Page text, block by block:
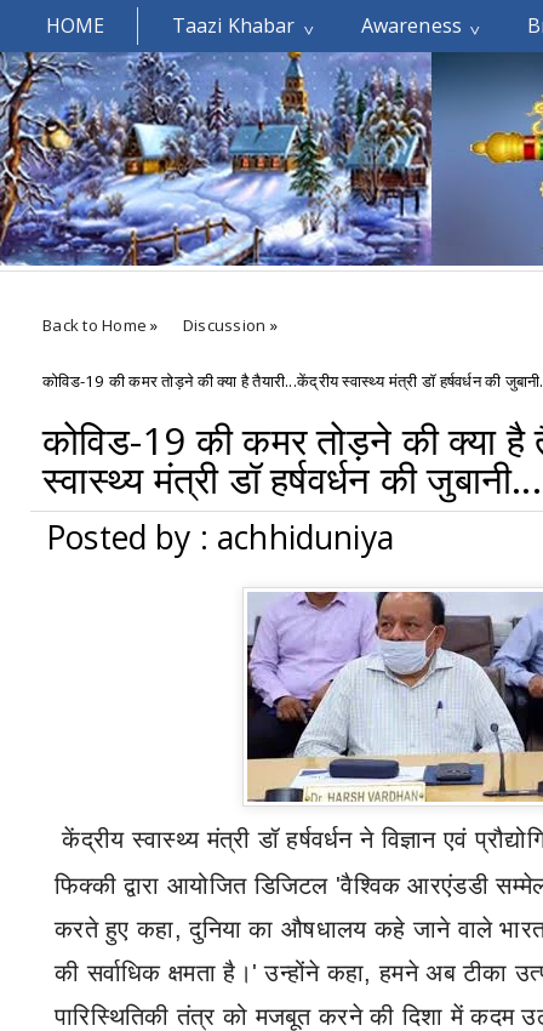
HOME Taazi Khabar Awareness
Welcomes You.....
Back to Home » Discussion »
कोविड-19 की कमर तोड़ने की क्या है तैयारी...केंद्रीय स्वास्थ्य मंत्री डॉ हर्षवर्धन की
कोविड-19 की कमर तोड़ने की क्या है
स्वास्थ्य मंत्री डॉ हर्षवर्धन की जुबानी...
Posted by : achhiduniya
केंद्रीय स्वास्थ्य मंत्री डॉ हर्षवर्धन ने विज्ञान एवं
फिक्की द्वारा आयोजित डिजिटल 'वैश्विक आरएंडडी
करते हुए कहा,दुनिया का औषधालय कहे जाने वाले
की सर्वाधिक क्षमता है। 'उन्होंने कहा,हमने अब टीका
पारिस्थितिकी तंत्र को मजबूत करने की दिशा में कदम